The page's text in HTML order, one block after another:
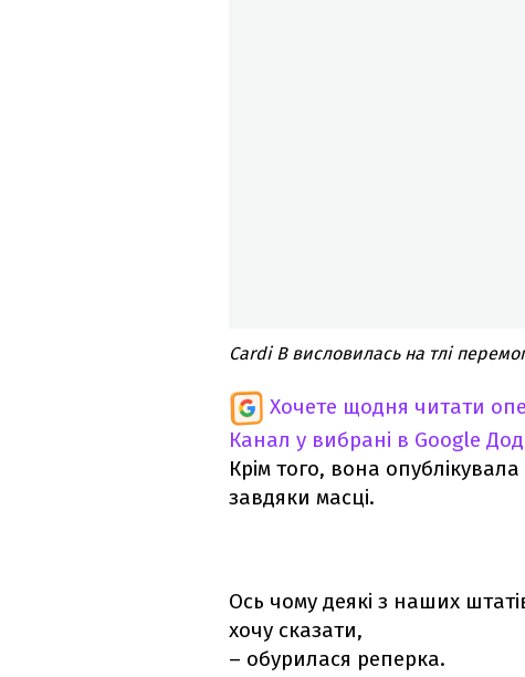
Cardi B висловилась на тлі
Хочете щодня читати
Канал у вибрані в Google
Крім того, вона
завдяки масці.
Ось чому деякі з наших
хочу сказати,
– обурилася реперка.